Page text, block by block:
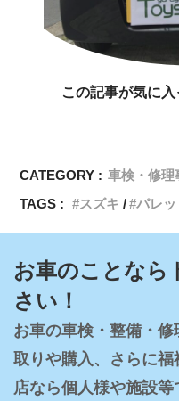
この記事が気に
CATEGORY : 車検・修理
TAGS :
スズキ パレッ
お車のことなら
さい！
お車の車検・整備・
取りや購入、さらに
店なら個人様や施設